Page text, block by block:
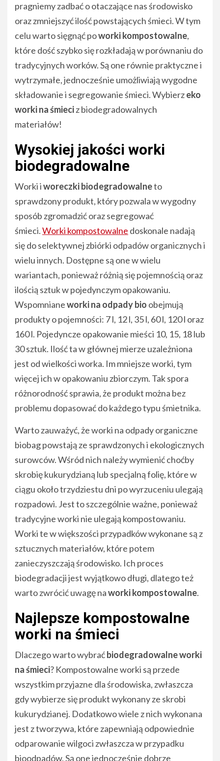
pragniemy zadbać o otaczające nas środowisko
oraz zmniejszyć ilość powstających śmieci. W tym
celu warto sięgnąć poworki kompostowalne,
które dość szybko się rozkładają w porównaniu do
tradycyjnych worków. Są one równie praktyczne i
wytrzymałe, jednocześnie umożliwiają wygodne
składowanie i segregowanie śmieci. Wybierzeko
worki na śmieciz biodegradowalnych
materiałów!
Wysokiej jakości worki
biodegradowalne
Worki iworeczki biodegradowalneto
sprawdzony produkt, który pozwala w wygodny
sposób zgromadzić oraz segregować
śmieci.Worki kompostowalne doskonale nadają
się do selektywnej zbiórki odpadów organicznych i
wielu innych. Dostępne są one w wielu
wariantach, ponieważ różnią się pojemnością oraz
ilością sztuk w pojedynczym opakowaniu.
Wspomnianeworki na odpady bio obejmują
produkty o pojemności: 7 l, 12 l, 35 l, 60 l, 120 l oraz
160 l. Pojedyncze opakowanie mieści 10, 15, 18 lub
30 sztuk. Ilość ta w głównej mierze uzależniona
jest od wielkości worka. Im mniejsze worki, tym
więcej ich w opakowaniu zbiorczym. Tak spora
różnorodność sprawia, że produkt można bez
problemu dopasować do każdego typu śmietnika.
Warto zauważyć, że worki na odpady organiczne
biobag powstają ze sprawdzonych i ekologicznych
surowców. Wśród nich należy wymienić choćby
skrobię kukurydzianą lub specjalną folię, które w
ciągu około trzydziestu dni po wyrzuceniu ulegają
rozpadowi. Jest to szczególnie ważne, ponieważ
tradycyjne worki nie ulegają kompostowaniu.
Worki te w większości przypadków wykonane są z
sztucznych materiałów, które potem
zanieczyszczają środowisko. Ich proces
biodegradacji jest wyjątkowo długi, dlatego też
warto zwrócić uwagę naworki kompostowalne.
Najlepsze kompostowalne
worki na śmieci
Dlaczego warto wybraćbiodegradowalne worki
na śmieci? Kompostowalne worki są przede
wszystkim przyjazne dla środowiska, zwłaszcza
gdy wybierze się produkt wykonany ze skrobi
kukurydzianej. Dodatkowo wiele z nich wykonana
jest z tworzywa, które zapewniają odpowiednie
odparowanie wilgoci zwłaszcza w przypadku
bioodpadów. Są one jednocześnie dobrze